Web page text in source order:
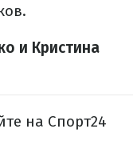
и Кристина
на Спорт24